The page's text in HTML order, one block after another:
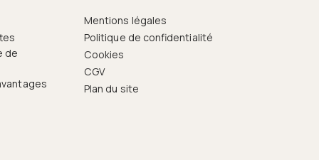
de
Mentions légales
Politique de confidentialité
Cookies
CGV
Plan du site